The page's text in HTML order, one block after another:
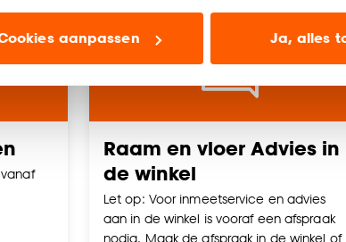
communicatie.
van alle cookies, of klik op ‘weigeren’ om
kan aanpassen, bekijk hiervoor onze
aanpassen Ja, alles
Raam en vloer Advies in
de winkel
Let op: Voor inmeetservice en advies
aan in de winkel is vooraf een afspraak
nodig. Maak de afspraak in de winkel of